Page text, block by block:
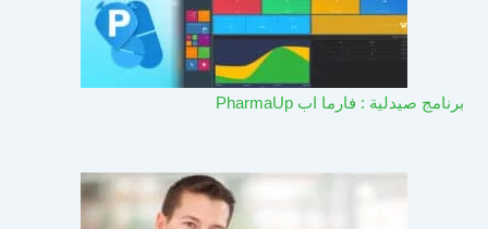
برنامج صيدلية : فارما اب PharmaUp​